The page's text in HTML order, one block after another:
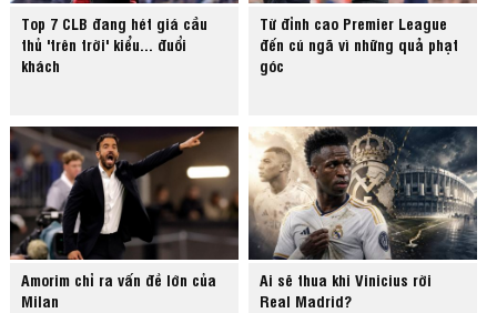
Top 7 CLB đang hét giá cầu
thủ 'trên trời' kiểu... đuổi
khách
Từ đỉnh cao Premier League
đến cú ngã vì những quả phạt
góc
Amorim chỉ ra vấn đề lớn của
Milan
Ai sẽ thua khi Vinicius rời
Real Madrid?